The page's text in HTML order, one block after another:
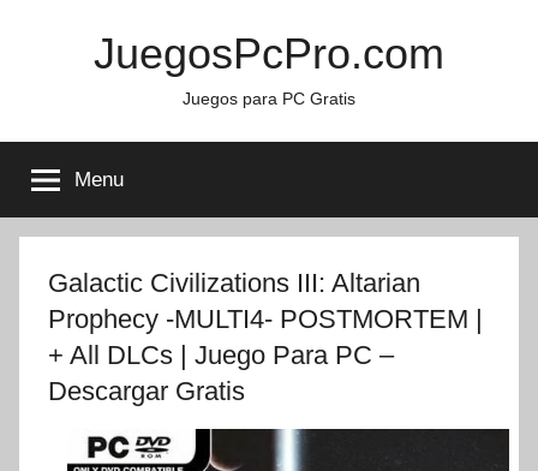
JuegosPcPro.com
Juegos para PC Gratis
Menu
Galactic Civilizations III: Altarian
Prophecy -MULTI4- POSTMORTEM |
+ All DLCs | Juego Para PC –
Descargar Gratis